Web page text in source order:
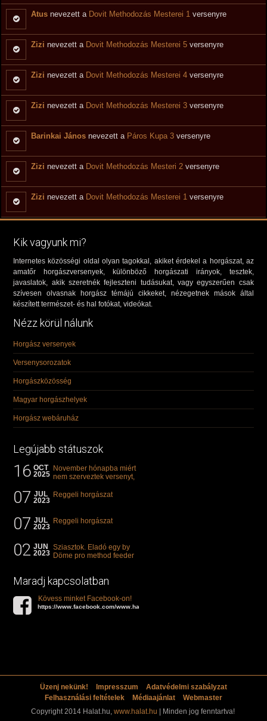
Atus nevezett a Dovit Methodozás Mesterei 1 versenyre
Zizi nevezett a Dovit Methodozás Mesterei 5 versenyre
Zizi nevezett a Dovit Methodozás Mesterei 4 versenyre
Zizi nevezett a Dovit Methodozás Mesterei 3 versenyre
Barinkai János nevezett a Páros Kupa 3 versenyre
Zizi nevezett a Dovit Methodozás Mesteri 2 versenyre
Zizi nevezett a Dovit Methodozás Mesterei 1 versenyre
Kik vagyunk mi?
Internetes közösségi oldal olyan tagokkal, akiket érdekel a horgászat, az
amatőr horgászversenyek, különböző horgászati irányok, tesztek,
javaslatok, akik szeretnék fejleszteni tudásukat, vagy egyszerűen csak
szívesen olvasnak horgász témájú cikkeket, nézegetnek mások által
készített természet- és hal fotókat, videókat.
Nézz körül nálunk
Horgász versenyek
Versenysorozatok
Horgászközösség
Magyar horgászhelyek
Horgász webáruház
Legújabb státuszok
16 OCT
2025
November hónapba miért
nem szerveztek versenyt,
"kárászos"...
07 JUL
2023
Reggeli horgászat
07 JUL
2023
Reggeli horgászat
02 JUN
2023
Sziasztok. Eladó egy by
Döme pro method feeder
Maradj kapcsolatban
Kövess minket Facebook-on!
https://www.facebook.com/www.halat.hu
Üzenj nekünk! Impresszum
Adatvédelmi szabályzat
Felhasználási feltételek
Médiaajánlat
Webmaster
Copyright 2014 Halat.hu, www.halat.hu | Minden jog fenntartva!